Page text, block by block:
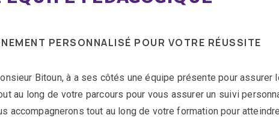
PERSONNALISÉ POUR VOTRE RÉUSSITE
Bitoun, à a ses côtés une équipe présente pour
au long de votre parcours pour vous assurer un suivi
accompagnerons tout au long de votre formation pour